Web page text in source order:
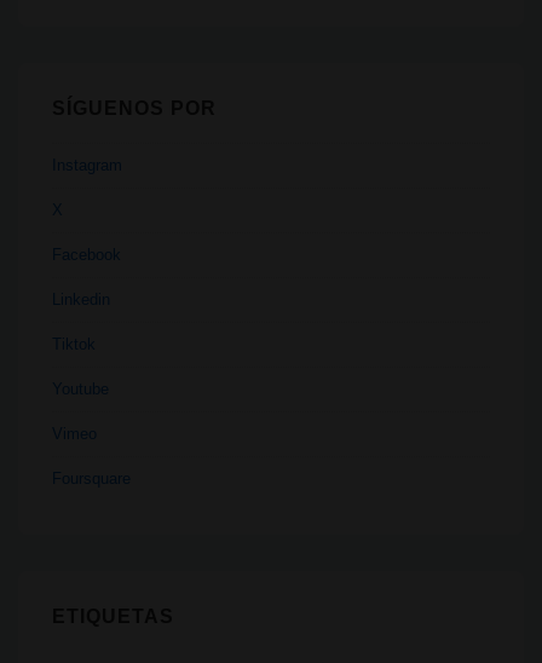
Instagram
X
Facebook
Linkedin
Tiktok
Youtube
Vimeo
Foursquare